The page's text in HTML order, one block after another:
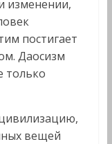
изменении,
постигает
Даосизм
только
вещей